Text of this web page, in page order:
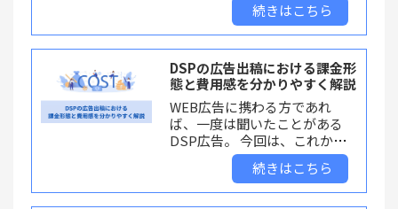
かりやすくDSP広告の仕組み・
メリット・デメリット、DSPへ
の広告出稿時における選定ポイ
ントなどをおさえ、国内主要
DSP企業7社について紹介、解
説します。
続きはこちら
DSPの広告出稿における課金形
態と費用感を分かりやすく解説
WEB広告に携わる方であれ
ば、一度は聞いたことがある
DSP広告。 今回は、これから
DSP広告の出稿を検討されてい
る方に向けて、DSP広告とは何
か？仕組み、各種DSPの選定基
続きはこちら